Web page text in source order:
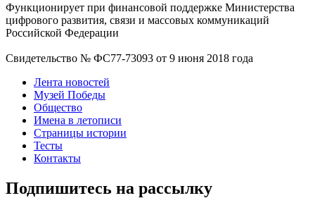
Функционирует при финансовой поддержке Министерства
цифрового развития, связи и массовых коммуникаций
Российской Федерации
Свидетельство № ФС77-73093 от 9 июня 2018 года
Лента новостей
Музей Победы
Общество
Имена в летописи
Страницы истории
Тесты
Контакты
Подпишитесь на рассылку